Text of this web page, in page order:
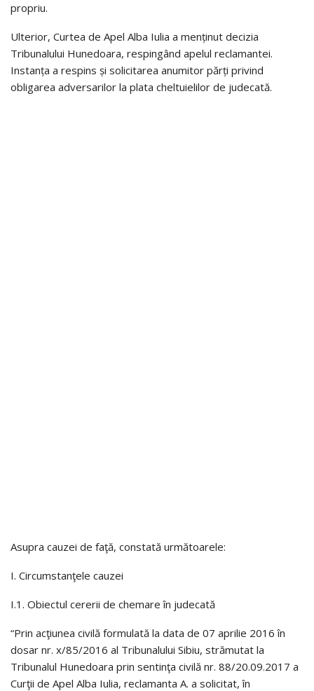
propriu.
Ulterior, Curtea de Apel Alba Iulia a menținut decizia
Tribunalului Hunedoara, respingând apelul reclamantei.
Instanța a respins și solicitarea anumitor părți privind
obligarea adversarilor la plata cheltuielilor de judecată.
Asupra cauzei de faţă, constată următoarele:
I. Circumstanţele cauzei
I.1. Obiectul cererii de chemare în judecată
“Prin acţiunea civilă formulată la data de 07 aprilie 2016 în
dosar nr. x/85/2016 al Tribunalului Sibiu, strămutat la
Tribunalul Hunedoara prin sentinţa civilă nr. 88/20.09.2017 a
Curţii de Apel Alba Iulia, reclamanta A. a solicitat, în